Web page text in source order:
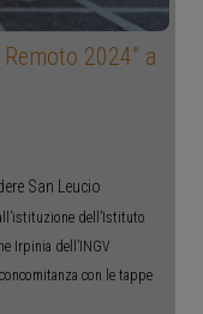
2024” a
San Leucio
dell’Istituto
Irpinia dell’INGV
con le tappe